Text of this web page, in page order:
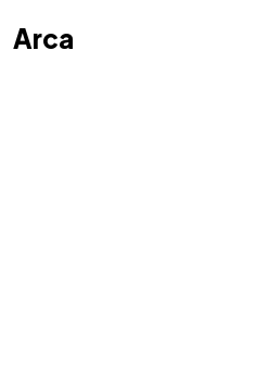
Arca
Arca